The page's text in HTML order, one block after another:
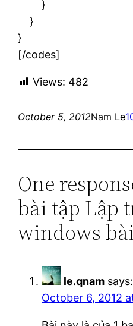
}
}
}
[/codes]
Views: 482
October 5, 2012Nam Le
One
bài tập Lập
windows
le.qnam says:
October 6, 2012